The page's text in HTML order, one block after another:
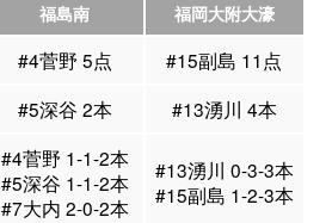
福島南 福岡大附大濠
#4菅野 5点
#15副島 11点
#5深谷 2本 #13湧川 4本
#4菅野 1-1-2本
#5深谷 1-1-2本
#7大内 2-0-2本
#13湧川 0-3-3本
#15副島 1-2-3本